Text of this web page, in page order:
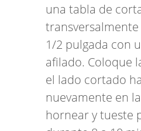
una tabla de
1/2 pulgada con
afilado. Coloque
el lado cortado
nuevamente en
hornear y tueste